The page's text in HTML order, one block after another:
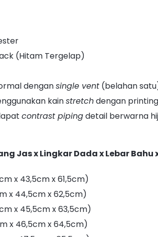
(Hitam Tergelap)
dengansingle vent(belahan
kainstretchdengan
contrast pipingdetail berwarna
Jas x Lingkar Dada x Lebar Bahu
x 43,5cm x 61,5cm)
x 44,5cm x 62,5cm)
x 45,5cm x 63,5cm)
x 46,5cm x 64,5cm)